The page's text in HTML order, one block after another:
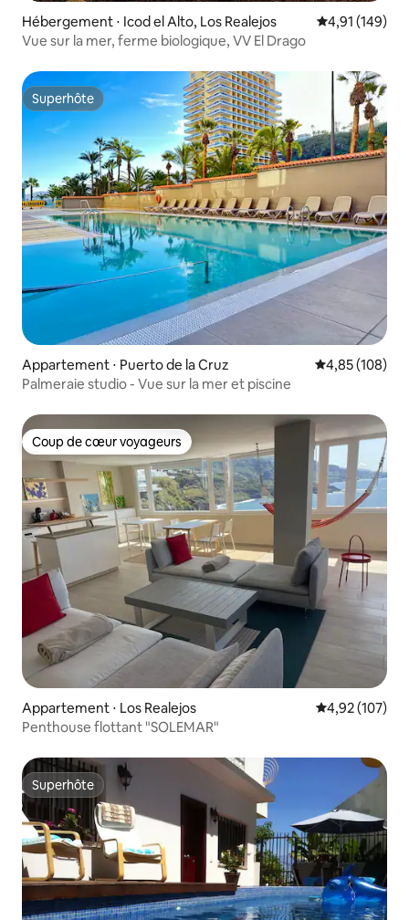
Hébergement ⋅ Icod el Alto, Los Realejos Évaluation
4,91 (149)
Vue sur la mer, ferme biologique, VV El Drago
Superhôte
Superhôte
Appartement ⋅ Puerto de la Cruz Évaluation
4,85 (108)
Palmeraie studio - Vue sur la mer et piscine
Coup de cœur voyageurs
Coup de cœur voyageurs
Appartement ⋅ Los Realejos Évaluation
4,92 (107)
Penthouse flottant "SOLEMAR"
Superhôte
Superhôte